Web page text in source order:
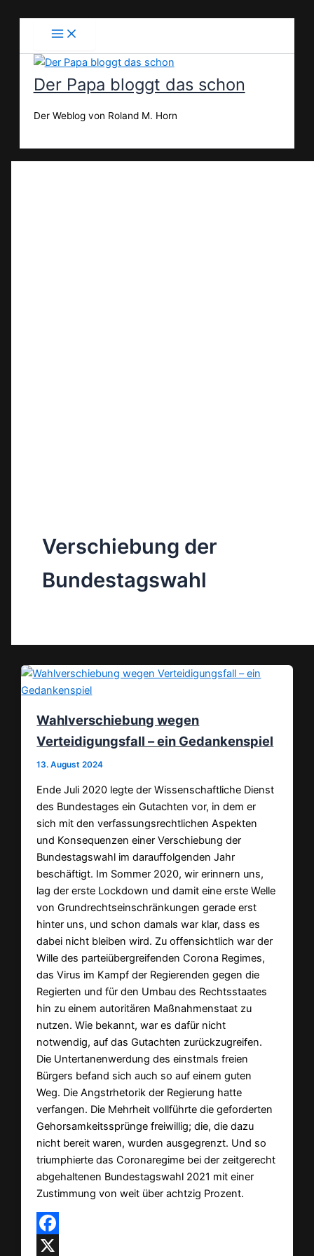
Der Papa bloggt das schon
Der Weblog von Roland M. Horn
Verschiebung der
Bundestagswahl
Wahlverschiebung wegen
Verteidigungsfall – ein Gedankenspiel
13. August 2024
Ende Juli 2020 legte der Wissenschaftliche Dienst
des Bundestages ein Gutachten vor, in dem er
sich mit den verfassungsrechtlichen Aspekten
und Konsequenzen einer Verschiebung der
Bundestagswahl im darauffolgenden Jahr
beschäftigt. Im Sommer 2020, wir erinnern uns,
lag der erste Lockdown und damit eine erste Welle
von Grundrechtseinschränkungen gerade erst
hinter uns, und schon damals war klar, dass es
dabei nicht bleiben wird. Zu offensichtlich war der
Wille des parteiübergreifenden Corona Regimes,
das Virus im Kampf der Regierenden gegen die
Regierten und für den Umbau des Rechtsstaates
hin zu einem autoritären Maßnahmenstaat zu
nutzen. Wie bekannt, war es dafür nicht
notwendig, auf das Gutachten zurückzugreifen.
Die Untertanenwerdung des einstmals freien
Bürgers befand sich auch so auf einem guten
Weg. Die Angstrhetorik der Regierung hatte
verfangen. Die Mehrheit vollführte die geforderten
Gehorsamkeitssprünge freiwillig; die, die dazu
nicht bereit waren, wurden ausgegrenzt. Und so
triumphierte das Coronaregime bei der zeitgerecht
abgehaltenen Bundestagswahl 2021 mit einer
Zustimmung von weit über achtzig Prozent.
Facebook